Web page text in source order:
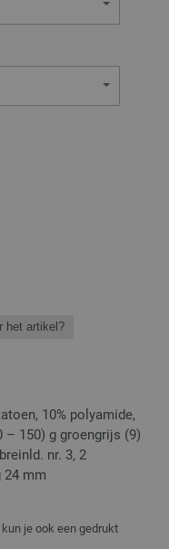
het artikel?
10% polyamide,
– 150) g groengrijs (9)
nr. 3, 2
24 mm
je ook een gedrukt